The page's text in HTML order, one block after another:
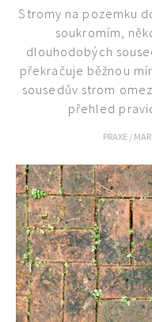
Stromy na pozemku
soukromím,
dlouhodobých
překračuje běžnou
sousedův strom
přehled
PRAXE /